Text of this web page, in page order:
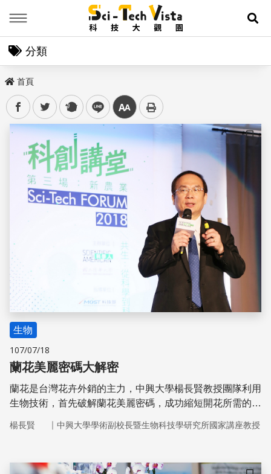
展
分類
首頁
facebooktwitter plurk line 中
生物
107/07/18
蘭花美麗密碼大解密
蘭花是台灣花卉外銷的主力，中興大學楊長賢教授團隊利用
生物技術，首先破解蘭花美麗密碼，成功縮短開花所需的時
楊長賢 ｜ 中興大學學術副校長暨生物科技學研究所國家講座教授